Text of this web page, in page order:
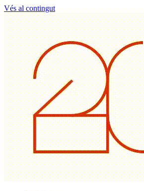
Vés al contingut